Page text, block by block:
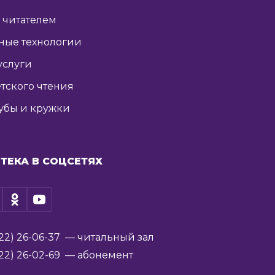
читателем
технологии
чтения
и кружки
В СОЦСЕТЯХ
26-06-37 — читальный зал
26-02-69 — абонемент